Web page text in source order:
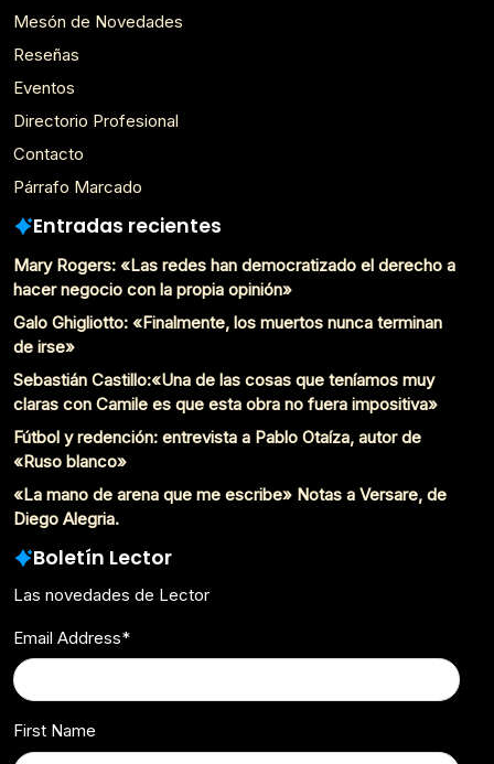
Mesón de Novedades
Reseñas
Eventos
Directorio Profesional
Contacto
Párrafo Marcado
Entradas recientes
Mary Rogers: «Las redes han democratizado el derecho a
hacer negocio con la propia opinión»
Galo Ghigliotto: «Finalmente, los muertos nunca terminan
de irse»
Sebastián Castillo:«Una de las cosas que teníamos muy
claras con Camile es que esta obra no fuera impositiva»
Fútbol y redención: entrevista a Pablo Otaíza, autor de
«Ruso blanco»
«La mano de arena que me escribe» Notas a Versare, de
Diego Alegria.
Boletín Lector
Las novedades de Lector
Email Address*
First Name